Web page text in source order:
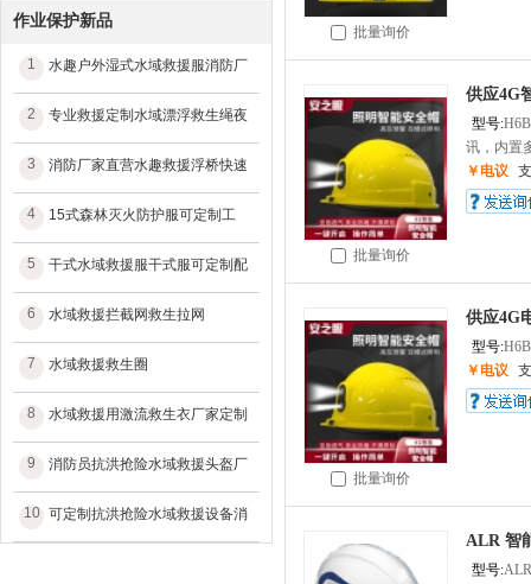
作业保护新品
1 水趣户外湿式水域救援服消防厂
2 专业救援定制水域漂浮救生绳夜
3 消防厂家直营水趣救援浮桥快速
4 15式森林灭火防护服可定制工
5 干式水域救援服干式服可定制配
6 水域救援拦截网救生拉网
7 水域救援救生圈
8 水域救援用激流救生衣厂家定制
9 消防员抗洪抢险水域救援头盔厂
10 可定制抗洪抢险水域救援设备消
批量询价
批量询价
供应4G
型号:
讯，内置
￥电议
批量询价
供应4G
型号:
￥电议
ALR 智
型号: